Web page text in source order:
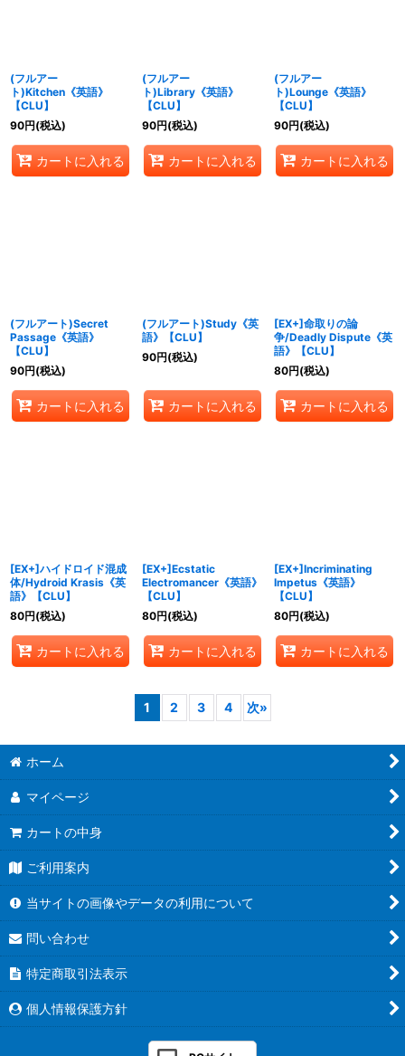
(フルアー
ト)Kitchen《英語》
【CLU】
90円(税込)
カートに入れる
(フルアー
ト)Library《英語》
【CLU】
90円(税込)
カートに入れる
(フルアー
ト)Lounge《英語》
【CLU】
90円(税込)
カートに入れる
(フルアート)Secret
Passage《英語》
【CLU】
90円(税込)
カートに入れる
(フルアート)Study《英
語》【CLU】
90円(税込)
カートに入れる
[EX+]命取りの論
争/Deadly Dispute《英
語》【CLU】
80円(税込)
カートに入れる
[EX+]ハイドロイド混成
体/Hydroid Krasis《英
語》【CLU】
80円(税込)
カートに入れる
[EX+]Ecstatic
Electromancer《英語》
【CLU】
80円(税込)
カートに入れる
[EX+]Incriminating
Impetus《英語》
【CLU】
80円(税込)
カートに入れる
1 2 3 4 次»
ホーム
マイページ
カートの中身
ご利用案内
当サイトの画像やデータの利用について
問い合わせ
特定商取引法表示
個人情報保護方針